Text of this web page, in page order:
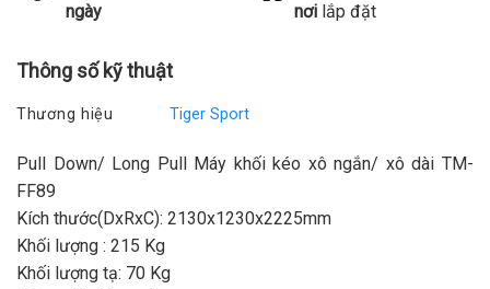
ngày
nơilắp đặt
Thông số kỹ thuật
Thương hiệu Tiger Sport
Pull Down/ Long Pull Máy khối kéo xô ngắn/ xô dài TM-
FF89
Kích thước(DxRxC): 2130x1230x2225mm
Khối lượng : 215 Kg
Khối lượng tạ: 70 Kg